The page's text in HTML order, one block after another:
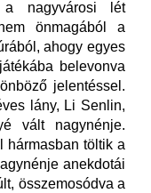
a nagyvárosi lét
önmagából a
ahogy egyes
belevonva
jelentéssel.
lány, Li Senlin,
vált nagynénje.
hármasban töltik a
anekdotái
összemosódva a